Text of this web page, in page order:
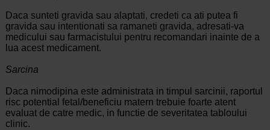
Daca sunteti gravida sau alaptati, credeti ca ati putea fi
gravida sau intentionati sa ramaneti gravida, adresati-va
medicului sau farmacistului pentru recomandari inainte de a
lua acest medicament.
Sarcina
Daca nimodipina este administrata in timpul sarcinii, raportul
risc potential fetal/beneficiu matern trebuie foarte atent
evaluat de catre medic, in functie de severitatea tabloului
clinic.